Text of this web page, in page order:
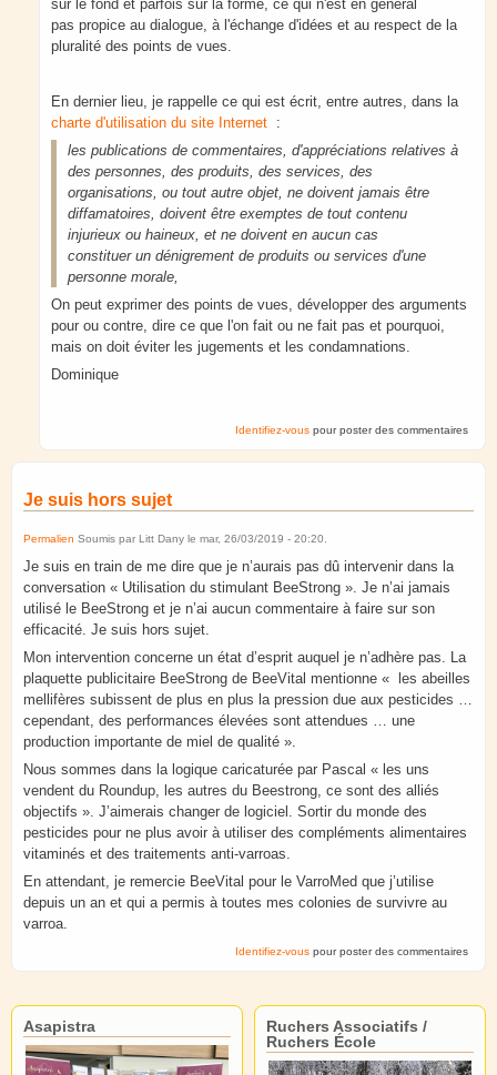
sur le fond et parfois sur la forme, ce qui n'est en général
pas propice au dialogue, à l'échange d'idées et au respect de la
pluralité des points de vues.
En dernier lieu, je rappelle ce qui est écrit, entre autres, dans la
charte d'utilisation du site Internet :
les publications de commentaires, d'appréciations relatives à
des personnes, des produits, des services, des
organisations, ou tout autre objet, ne doivent jamais être
diffamatoires, doivent être exemptes de tout contenu
injurieux ou haineux, et ne doivent en aucun cas
constituer un dénigrement de produits ou services d'une
personne morale,
On peut exprimer des points de vues, développer des arguments
pour ou contre, dire ce que l'on fait ou ne fait pas et pourquoi,
mais on doit éviter les jugements et les condamnations.
Dominique
Identifiez-vous pour poster des commentaires
Je suis hors sujet
Permalien Soumis par Litt Dany le mar, 26/03/2019 - 20:20.
Je suis en train de me dire que je n’aurais pas dû intervenir dans la
conversation « Utilisation du stimulant BeeStrong ». Je n’ai jamais
utilisé le BeeStrong et je n’ai aucun commentaire à faire sur son
efficacité. Je suis hors sujet.
Mon intervention concerne un état d’esprit auquel je n’adhère pas. La
plaquette publicitaire BeeStrong de BeeVital mentionne « les abeilles
mellifères subissent de plus en plus la pression due aux pesticides …
cependant, des performances élevées sont attendues … une
production importante de miel de qualité ».
Nous sommes dans la logique caricaturée par Pascal « les uns
vendent du Roundup, les autres du Beestrong, ce sont des alliés
objectifs ». J’aimerais changer de logiciel. Sortir du monde des
pesticides pour ne plus avoir à utiliser des compléments alimentaires
vitaminés et des traitements anti-varroas.
En attendant, je remercie BeeVital pour le VarroMed que j’utilise
depuis un an et qui a permis à toutes mes colonies de survivre au
varroa.
Identifiez-vous pour poster des commentaires
Asapistra
Ruchers Associatifs /
Ruchers École